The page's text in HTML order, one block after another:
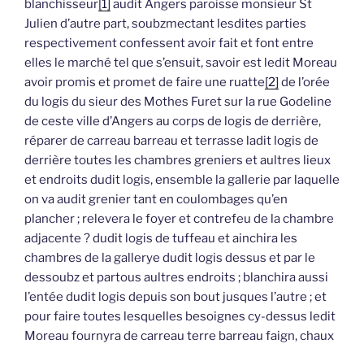
blanchisseur[1] audit Angers paroisse monsieur St
Julien d’autre part, soubzmectant lesdites parties
respectivement confessent avoir fait et font entre
elles le marché tel que s’ensuit, savoir est ledit Moreau
avoir promis et promet de faire une ruatte[2] de l’orée
du logis du sieur des Mothes Furet sur la rue Godeline
de ceste ville d’Angers au corps de logis de derrière,
réparer de carreau barreau et terrasse ladit logis de
derrière toutes les chambres greniers et aultres lieux
et endroits dudit logis, ensemble la gallerie par laquelle
on va audit grenier tant en coulombages qu’en
plancher ; relevera le foyer et contrefeu de la chambre
adjacente ? dudit logis de tuffeau et ainchira les
chambres de la gallerye dudit logis dessus et par le
dessoubz et partous aultres endroits ; blanchira aussi
l’entée dudit logis depuis son bout jusques l’autre ; et
pour faire toutes lesquelles besoignes cy-dessus ledit
Moreau fournyra de carreau terre barreau faign, chaux